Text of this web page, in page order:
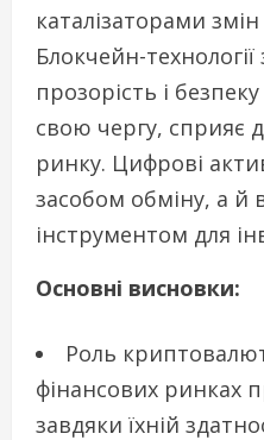
каталізаторами змін
Блокчейн-
прозорість і
свою чергу, сприяє
ринку. Цифрові
засобом обміну, а й
інструментом для
Основні висновки:
Роль
фінансових ринках
завдяки їхній